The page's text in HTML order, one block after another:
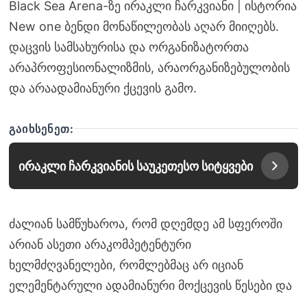
Black Sea Arena-ზე ირაკლი ჩარკვიანი | ისტორია
New one ბენდი მონაწილეობას აღარ მიიღებს.
დაცვის სამსახურისა და ორგანიზატორთა
არაპროფესიონალიზმის, არაორგანიზებულობის
და არაადამიანური ქცევის გამო.
ᲒᲐᲘᲮᲡᲔᲜᲔᲗ:
ირაკლი ჩარკვიანის საუკეთესო სიტყვები
ძალიან სამწუხაროა, რომ დღემდე ამ სფეროში
არიან ასეთი არაკომპეტენტური
ხელმძღვანელები, რომლებმაც არ იციან
ელემენტარული ადამიანური მოქცევის წესები და